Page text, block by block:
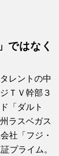
ではなく
レントの中
ＴＶ幹部３
「ダルト
ラスベガス
社「フジ・
プライム。